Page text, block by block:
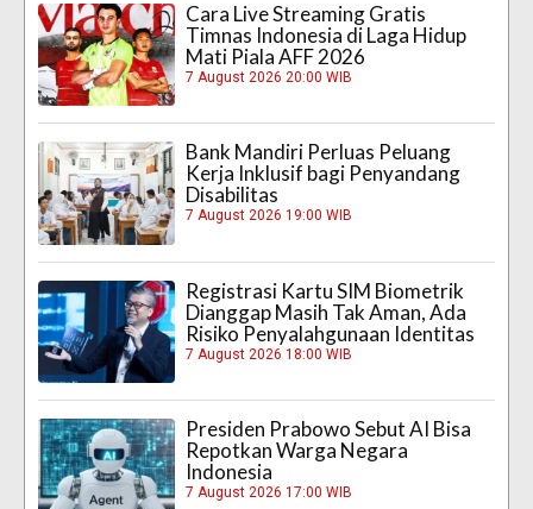
Cara Live Streaming Gratis
Timnas Indonesia di Laga Hidup
Mati Piala AFF 2026
7 August 2026 20:00 WIB
Bank Mandiri Perluas Peluang
Kerja Inklusif bagi Penyandang
Disabilitas
7 August 2026 19:00 WIB
Registrasi Kartu SIM Biometrik
Dianggap Masih Tak Aman, Ada
Risiko Penyalahgunaan Identitas
7 August 2026 18:00 WIB
Presiden Prabowo Sebut AI Bisa
Repotkan Warga Negara
Indonesia
7 August 2026 17:00 WIB